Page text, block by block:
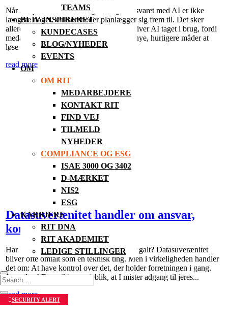
TEAMS
BLIV INSPIRERET
KUNDECASES
BLOG/NYHEDER
EVENTS
OM
OM RIT
MEDARBEJDERE
KONTAKT RIT
FIND VEJ
TILMELD
NYHEDER
COMPLIANCE OG ESG
ISAE 3000 OG 3402
D-MÆRKET
NIS2
ESG
KARRIERE
RIT DNA
RIT AKADEMIET
LEDIGE STILLINGER
SECURITY ALERT
Når AI rykker ind i hverdagen, følger ansvaret med AI er ikke
længere noget, virksomheder planlægger sig frem til. Det sker
allerede i hverdagen. I mange SMV’er bliver AI taget i brug, fordi
medarbejdere eksperimenterer og finder nye, hurtigere måder at
løse opgaver...
read more
Datasuverænitet handler om ansvar,
kontrol og bevidste valg
Har I styr på jeres data – også når det går galt? Datasuverænitet
bliver ofte omtalt som en teknisk ting. Men i virkeligheden handler
det om: At have kontrol over det, der holder forretningen i gang.
Jeres data! Forestil jer et øjeblik, at I mister adgang til jeres...
read more